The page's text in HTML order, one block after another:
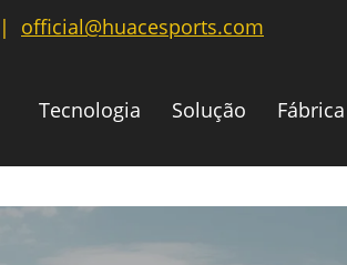
| official@huacesports.com
Tecnologia Solução Fábrica